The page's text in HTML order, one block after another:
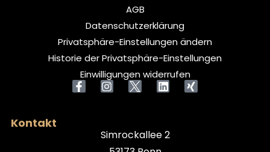
AGB
Datenschutzerklärung
Privatsphäre-Einstellungen ändern
Historie der Privatsphäre-Einstellungen
Einwilligungen widerrufen
Kontakt
Simrockallee 2